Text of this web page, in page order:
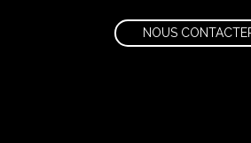
NOUS